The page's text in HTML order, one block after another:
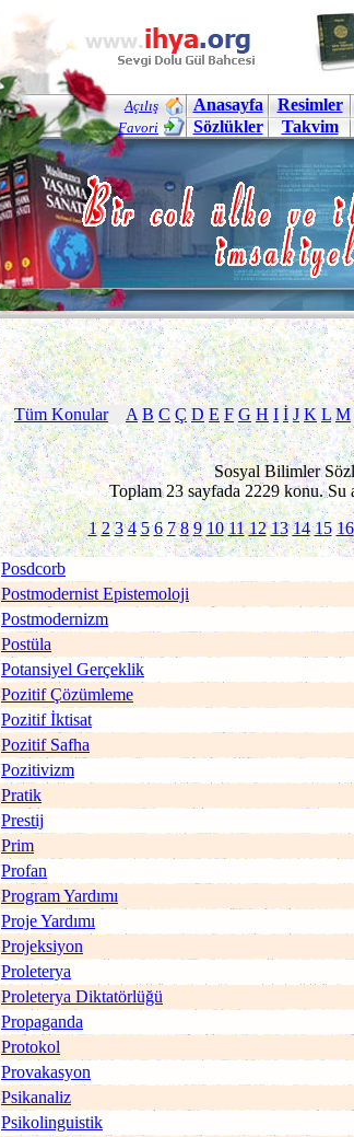
Açılış
Favori
Anasayfa Resimler
Sözlükler
Takvim
Tüm Konular A B C Ç D E F G H I İ J K L M
Sosyal Bilimler
Toplam 23 sayfada 2229 konu. Su
1 2 3 4 5 6 7 8 9 10 11 12 13 14 15 16
Posdcorb
Postmodernist Epistemoloji
Postmodernizm
Postüla
Potansiyel Gerçeklik
Pozitif Çözümleme
Pozitif İktisat
Pozitif Safha
Pozitivizm
Pratik
Prestij
Prim
Profan
Program Yardımı
Proje Yardımı
Projeksiyon
Proleterya
Proleterya Diktatörlüğü
Propaganda
Protokol
Provakasyon
Psikanaliz
Psikolinguistik